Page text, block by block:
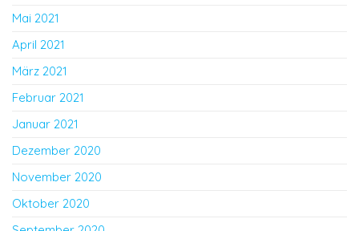
Mai 2021
April 2021
März 2021
Februar 2021
Januar 2021
Dezember 2020
November 2020
Oktober 2020